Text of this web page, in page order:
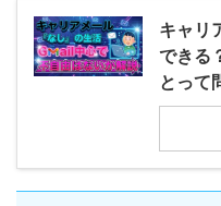
キャリ
できる
とって